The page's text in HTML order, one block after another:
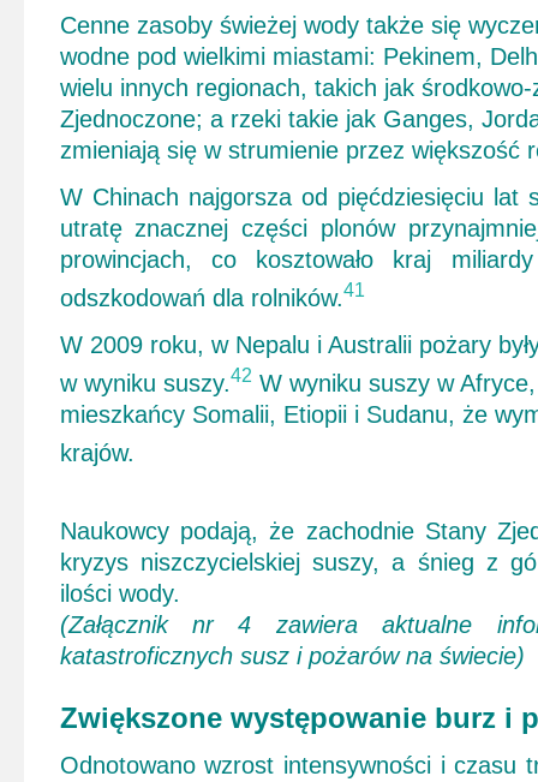
Cenne zasoby świeżej wody także się
wodne pod wielkimi miastami: Pekinem,
wielu innych regionach, takich jak
Zjednoczone; a rzeki takie jak Ganges,
zmieniają się w strumienie przez większość
W Chinach najgorsza od pięćdziesięciu lat
utratę znacznej części plonów
prowincjach, co kosztowało kraj
odszkodowań dla rolników.41
W 2009 roku, w Nepalu i Australii pożary
w wyniku suszy.42 W wyniku suszy w
mieszkańcy Somalii, Etiopii i Sudanu, że
krajów.
Naukowcy podają, że zachodnie Stany
kryzys niszczycielskiej suszy, a śnieg z
ilości wody.
(Załącznik nr 4 zawiera aktualne
katastroficznych susz i pożarów na świecie)
Zwiększone występowanie burz i
Odnotowano wzrost intensywności i czasu